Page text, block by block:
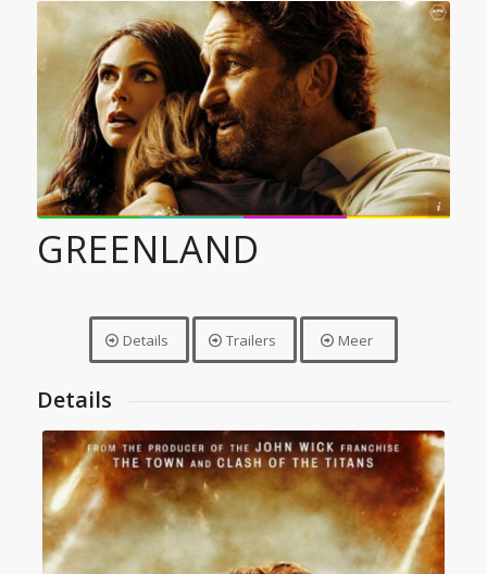
© STX Entertainment
GREENLAND
Details Trailers Meer
Details